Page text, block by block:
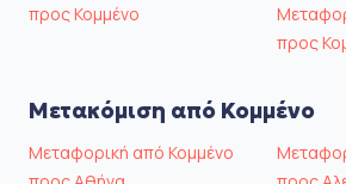
προς Κομμένο
προς
Μετακόμιση από Κομμένο
Μεταφορική από Κομμένο